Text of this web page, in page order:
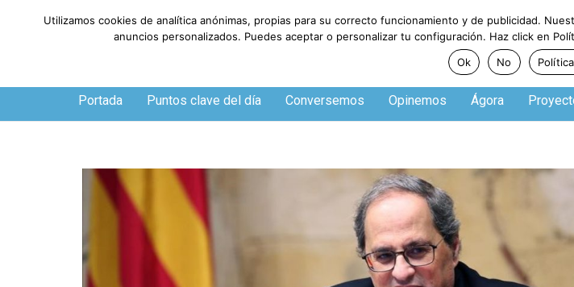
Domingo, 9 de agosto de 2026
Portada Puntos clave del día Conversemos Opinemos Ágora
Utilizamos cookies de analítica anónimas, propias para su correcto funcionamiento y de publicidad.
anuncios personalizados. Puedes aceptar o personalizar tu configuración. Haz click en
Ok
No